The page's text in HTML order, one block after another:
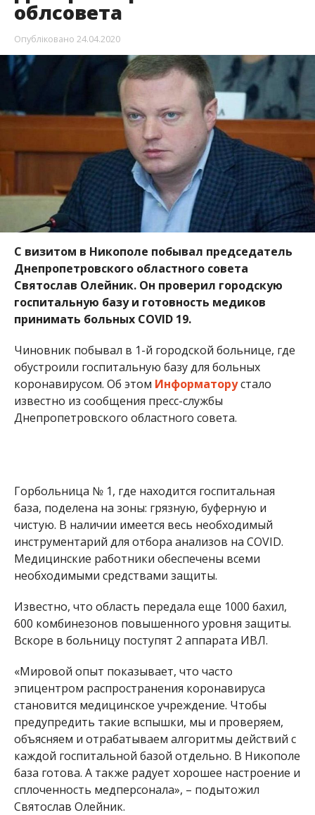
облсовета
Опубліковано 24.04.2020
С визитом в Никополе побывал председатель
Днепропетровского областного совета
Святослав Олейник. Он проверил городскую
госпитальную базу и готовность медиков
принимать больных COVID 19.
Чиновник побывал в 1-й городской больнице, где
обустроили госпитальную базу для больных
коронавирусом. Об этом Информаторустало
известно из сообщения пресс-службы
Днепропетровского областного совета.
Горбольница № 1, где находится госпитальная
база, поделена на зоны: грязную, буферную и
чистую. В наличии имеется весь необходимый
инструментарий для отбора анализов на COVID.
Медицинские работники обеспечены всеми
необходимыми средствами защиты.
Известно, что область передала еще 1000 бахил,
600 комбинезонов повышенного уровня защиты.
Вскоре в больницу поступят 2 аппарата ИВЛ.
«Мировой опыт показывает, что часто
эпицентром распространения коронавируса
становится медицинское учреждение. Чтобы
предупредить такие вспышки, мы и проверяем,
объясняем и отрабатываем алгоритмы действий с
каждой госпитальной базой отдельно. В Никополе
база готова. А также радует хорошее настроение и
сплоченность медперсонала», – подытожил
Святослав Олейник.